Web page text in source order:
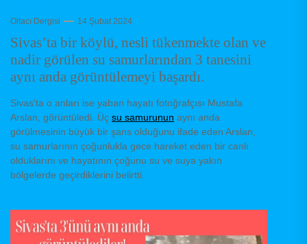
Oltacı Dergisi 14 Şubat 2024
Sivas’ta bir köylü, nesli tükenmekte olan ve
nadir görülen su samurlarından 3 tanesini
aynı anda görüntülemeyi başardı.
Sivas’ta o anları ise yaban hayatı fotoğrafçısı Mustafa
Arslan, görüntüledi. Üç su samurunun aynı anda
görülmesinin büyük bir şans olduğunu ifade eden Arslan,
su samurlarının çoğunlukla gece hareket eden bir canlı
olduklarını ve hayatının çoğunu su ve suya yakın
bölgelerde geçirdiklerini belirtti.